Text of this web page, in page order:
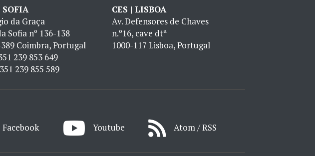
SOFIA
da Graça
Sofia nº 136-138
Coimbra, Portugal
239 853 649
239 855 589
CES | LISBOA
Av. Defensores de Chaves
n.º16, cave dtª
1000-117 Lisboa, Portugal
Facebook Youtube Atom / RSS